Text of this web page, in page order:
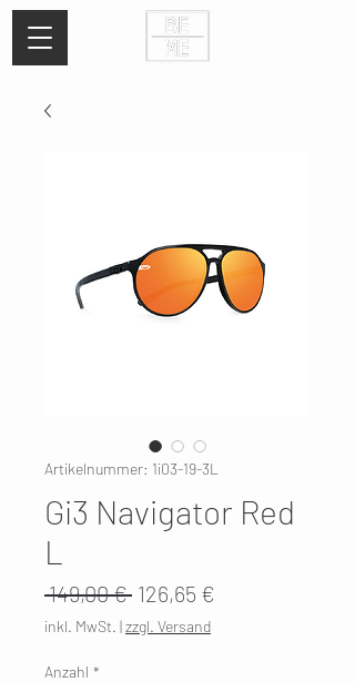
Artikelnummer: 1i03-19-3L
Gi3 Navigator Red
L
149,00 € Standardpreis
126,65 €
inkl. MwSt. |zzgl. Versand
Anzahl *